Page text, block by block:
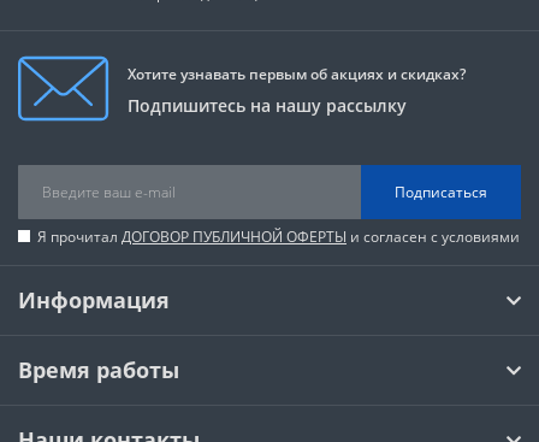
Хотите узнавать первым об акциях и скидках?
Подпишитесь на нашу рассылку
Подписаться
Я прочитал ДОГОВОР ПУБЛИЧНОЙ ОФЕРТЫ и согласен с условиями
Информация
Время работы